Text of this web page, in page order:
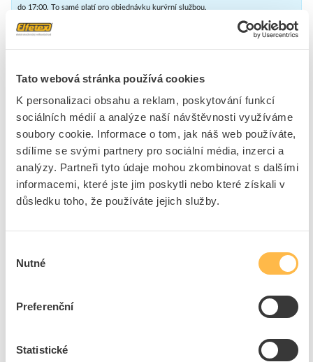
Tato webová stránka používá cookies
K personalizaci obsahu a reklam, poskytování funkcí
sociálních médií a analýze naší návštěvnosti využíváme
soubory cookie. Informace o tom, jak náš web používáte,
sdílíme se svými partnery pro sociální média, inzerci a
analýzy. Partneři tyto údaje mohou zkombinovat s dalšími
informacemi, které jste jim poskytli nebo které získali v
důsledku toho, že používáte jejich služby.
souhlasu
Nutné
Preferenční
Statistické
do 17:00. To samé platí pro objednávku kurýrní službou.
Značka NBB
Provedení
Matná
Výkon světelného zdroje
8 W
Patice
E27
Průměr
Odolný proti nárazům